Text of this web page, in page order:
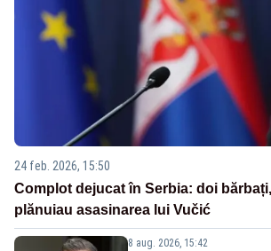
24 feb. 2026, 15:50
Complot dejucat în Serbia: doi
plănuiau asasinarea lui Vučić
8 aug. 2026, 15:42